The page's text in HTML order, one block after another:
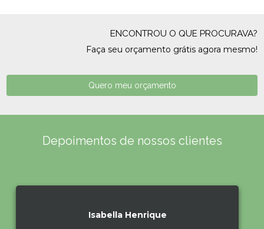
ENCONTROU O QUE PROCURAVA?
Faça seu orçamento grátis agora mesmo!
Quero meu orçamento
Depoimentos de nossos clientes
Isabella Henrique